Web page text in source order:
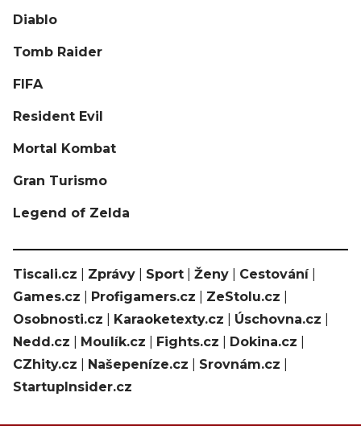
Diablo
Tomb Raider
FIFA
Resident Evil
Mortal Kombat
Gran Turismo
Legend of Zelda
Tiscali.cz Zprávy Sport Ženy Cestování|
Games.cz
Profigamers.cz ZeStolu.cz
Osobnosti.cz
Karaoketexty.cz Úschovna.cz
Nedd.cz
Moulík.cz Fights.cz Dokina.cz
CZhity.cz
Našepeníze.cz Srovnám.cz
StartupInsider.cz